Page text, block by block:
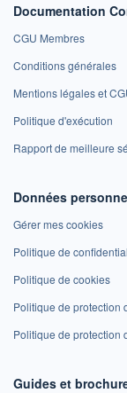
Documentation
CGU Membres
Conditions générales
Mentions légales et
Politique d'exécution
Rapport de meilleure
Données
Gérer mes cookies
Politique de
Politique de cookies
Politique de protection
Politique de protection
Guides et